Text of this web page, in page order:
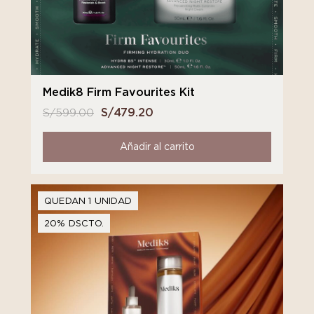
Medik8 Firm Favourites Kit
S/599.00 El
precio
original
era:
S/479.20
precio
actual
es:
Añadir al carrito
QUEDAN 1 UNIDAD
20% DSCTO.